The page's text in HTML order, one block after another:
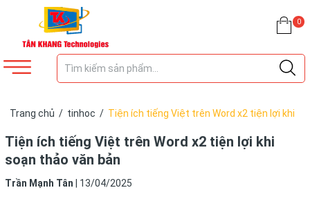
0
Trang chủ / tinhoc / Tiện ích tiếng Việt trên Word x2 tiện lợi khi
Tiện ích tiếng Việt trên Word x2 tiện lợi khi
soạn thảo văn bản
Trần Mạnh Tân 13/04/2025